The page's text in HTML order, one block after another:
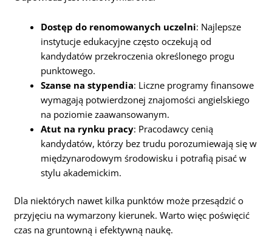
Dostęp do renomowanych uczelni: Najlepsze
instytucje edukacyjne często oczekują od
kandydatów przekroczenia określonego progu
punktowego.
Szanse na stypendia: Liczne programy finansowe
wymagają potwierdzonej znajomości angielskiego
na poziomie zaawansowanym.
Atut na rynku pracy: Pracodawcy cenią
kandydatów, którzy bez trudu porozumiewają się w
międzynarodowym środowisku i potrafią pisać w
stylu akademickim.
Dla niektórych nawet kilka punktów może przesądzić o
przyjęciu na wymarzony kierunek. Warto więc poświęcić
czas na gruntowną i efektywną naukę.